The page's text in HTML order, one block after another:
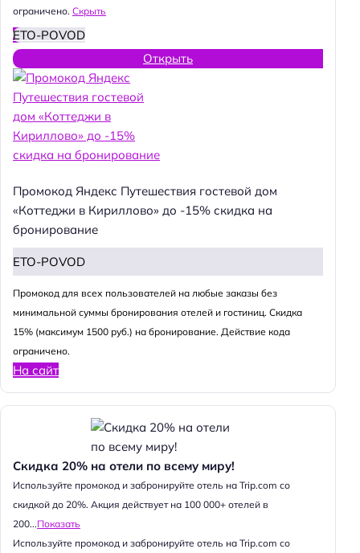
ограничено. Скрыть
ETO-POVOD
Открыть
Промокод Яндекс Путешествия гостевой дом
«Коттеджи в Кириллово» до -15% скидка на
бронирование
ETO-POVOD
Промокод для всех пользователей на любые заказы без
минимальной суммы бронирования отелей и гостиниц. Скидка
15% (максимум 1500 руб.) на бронирование. Действие кода
ограничено.
На сайт
Скидка 20% на отели по всему миру!
Используйте промокод и забронируйте отель на Trip.com со
скидкой до 20%. Акция действует на 100 000+ отелей в
200...Показать
Используйте промокод и забронируйте отель на Trip.com со